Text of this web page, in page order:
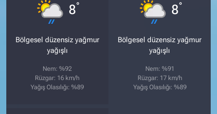
8°
Bölgesel düzensiz yağmur
yağışlı
Nem: %92
Rüzgar: 16 km/h
Yağış Olasılığı: %89
8°
Bölgesel düzensiz yağmur
yağışlı
Nem: %91
Rüzgar: 17 km/h
Yağış Olasılığı: %89